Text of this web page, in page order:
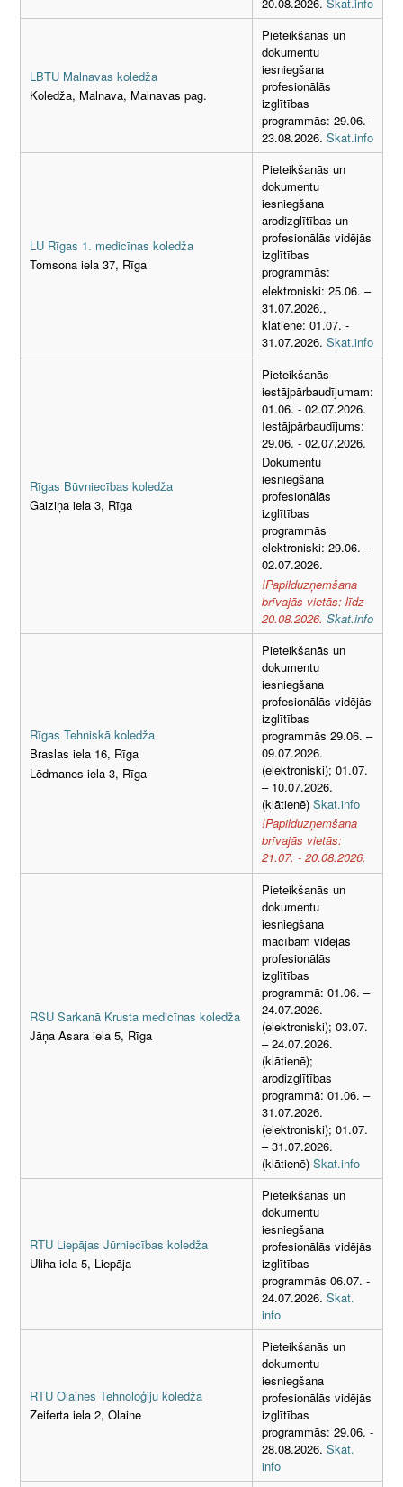
LBTU Malnavas koledža
Koledža, Malnava, Malnavas pag.
Pieteikšanās un
dokumentu
iesniegšana
profesionālās
izglītības
programmās: 29.06. -
23.08.2026. Skat.info
LU Rīgas 1. medicīnas koledža
Tomsona iela 37, Rīga
Pieteikšanās un
dokumentu
iesniegšana
arodizglītības un
profesionālās vidējās
izglītības
programmās:
elektroniski: 25.06. –
31.07.2026.,
klātienē: 01.07. -
31.07.2026. Skat.info
Rīgas Būvniecības koledža
Gaiziņa iela 3, Rīga
Pieteikšanās
iestājpārbaudījumam:
01.06. - 02.07.2026.
Iestājpārbaudījums:
29.06. - 02.07.2026.
Dokumentu
iesniegšana
profesionālās
izglītības
programmās
elektroniski: 29.06. –
02.07.2026.
!Papilduzņemšana
brīvajās vietās: līdz
20.08.2026. Skat.info
Rīgas Tehniskā koledža
Braslas iela 16, Rīga
Lēdmanes iela 3, Rīga
Pieteikšanās un
dokumentu
iesniegšana
profesionālās vidējās
izglītības
programmās 29.06. –
09.07.2026.
(elektroniski); 01.07.
– 10.07.2026.
(klātienē) Skat.info
!Papilduzņemšana
brīvajās vietās:
21.07. - 20.08.2026.
RSU Sarkanā Krusta medicīnas koledža
Jāņa Asara iela 5, Rīga
Pieteikšanās un
dokumentu
iesniegšana
mācībām vidējās
profesionālās
izglītības
programmā: 01.06. –
24.07.2026.
(elektroniski); 03.07.
– 24.07.2026.
(klātienē);
arodizglītības
programmā: 01.06. –
31.07.2026.
(elektroniski); 01.07.
– 31.07.2026.
(klātienē) Skat.info
RTU Liepājas Jūrniecības koledža
Uliha iela 5, Liepāja
Pieteikšanās un
dokumentu
iesniegšana
profesionālās vidējās
izglītības
programmās 06.07. -
24.07.2026. Skat.
info
RTU Olaines Tehnoloģiju koledža
Zeiferta iela 2, Olaine
Pieteikšanās un
dokumentu
iesniegšana
profesionālās vidējās
izglītības
programmās: 29.06. -
28.08.2026. Skat.
info